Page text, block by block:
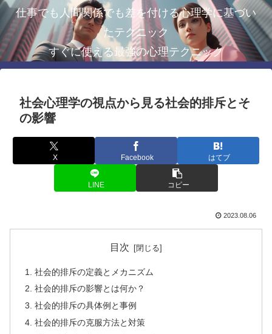
仕事でも人間関係でも差を付ける心理学に基づい
たテクニック
すぐに使える最強の心理テクニック
社会心理学の視点から見る社会的排斥とそ
の影響
X Facebook はてブ
LINE コピー
2023.08.06
目次
社会的排斥の定義とメカニズム
社会的排斥の影響とは何か？
社会的排斥の具体例と事例
社会的排斥の克服方法と対策